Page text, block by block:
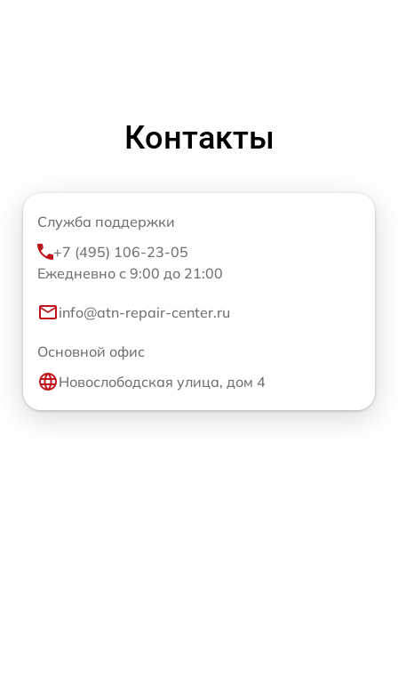
Контакты
Служба поддержки
+7 (495) 106-23-05
Ежедневно с 9:00 до 21:00
info@atn-repair-center.ru
Основной офис
Новослободская улица, дом 4